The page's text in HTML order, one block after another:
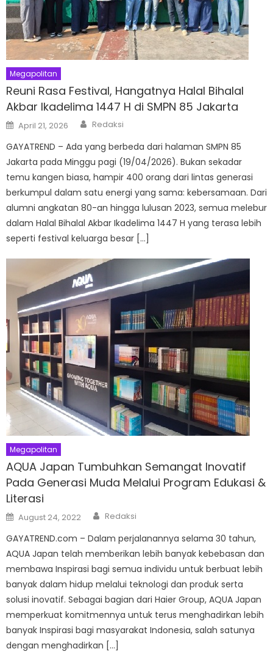
Megapolitan
Reuni Rasa Festival, Hangatnya Halal Bihalal
Akbar Ikadelima 1447 H di SMPN 85 Jakarta
Posted
on
April 21, 2026 Author
Redaksi
GAYATREND – Ada yang berbeda dari halaman SMPN 85
Jakarta pada Minggu pagi (19/04/2026). Bukan sekadar
temu kangen biasa, hampir 400 orang dari lintas generasi
berkumpul dalam satu energi yang sama: kebersamaan. Dari
alumni angkatan 80-an hingga lulusan 2023, semua melebur
dalam Halal Bihalal Akbar Ikadelima 1447 H yang terasa lebih
seperti festival keluarga besar […]
Megapolitan
AQUA Japan Tumbuhkan Semangat Inovatif
Pada Generasi Muda Melalui Program Edukasi &
Literasi
Posted
on
August 24, 2022 Author
Redaksi
GAYATREND.com – Dalam perjalanannya selama 30 tahun,
AQUA Japan telah memberikan lebih banyak kebebasan dan
membawa Inspirasi bagi semua individu untuk berbuat lebih
banyak dalam hidup melalui teknologi dan produk serta
solusi inovatif. Sebagai bagian dari Haier Group, AQUA Japan
memperkuat komitmennya untuk terus menghadirkan lebih
banyak Inspirasi bagi masyarakat Indonesia, salah satunya
dengan menghadirkan […]